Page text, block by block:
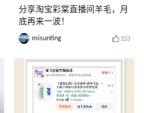
分享淘宝彩棠直播间羊毛，月
底再来一波！
misunting 153